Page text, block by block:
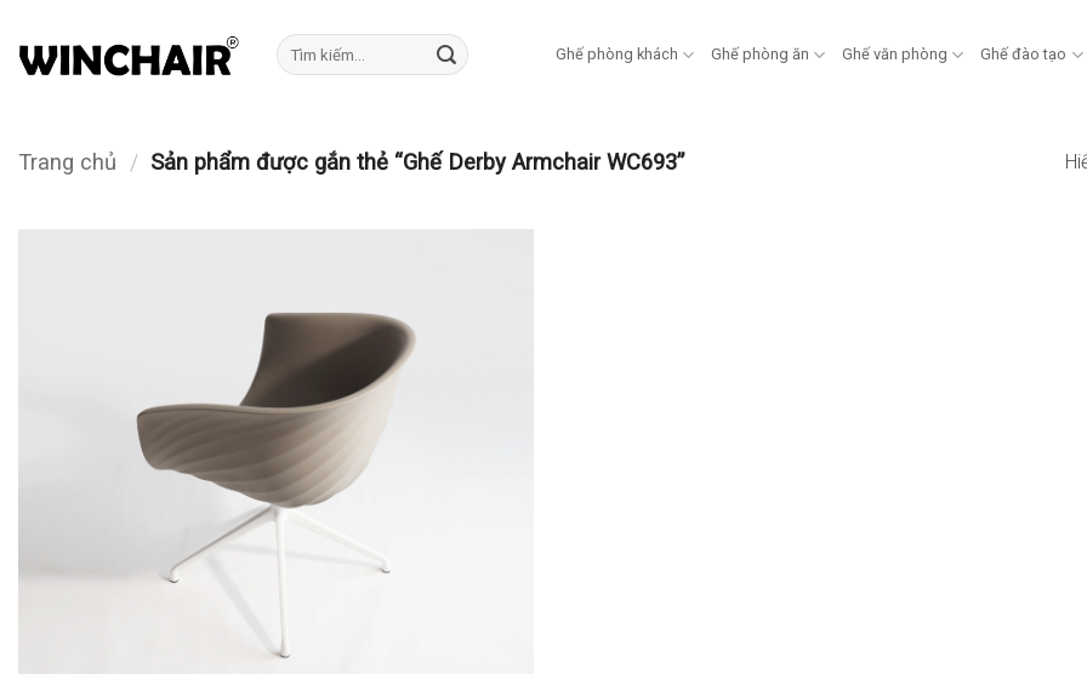
qua
Tìm
kiếm:
Ghế phòng khách Ghế phòng ăn Ghế văn phòng Ghế đào tạo
Trang chủ / Sản phẩm được gắn thẻ “Ghế Derby Armchair WC693”